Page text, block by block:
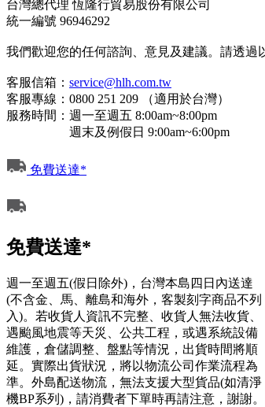
台灣總代理 恆隆行貿易股份有限公司
統一編號 96946292
我們歡迎您的任何諮詢、意見及建議。請透過
客服信箱： service@hlh.com.tw
客服專線：0800 251 209 （適用於台灣）
服務時間：週一至週五 8:00am~8:00pm
週末及例假日 9:00am~6:00pm
免費送達*
免費送達*
週一至週五(假日除外)，台灣本島四日內送達
(不含金、馬、離島和海外，客製刻字商品不列
入)。若收貨人資訊不完整、收貨人無法收貨、
遇颱風地震等天災、公共工程，或遇系統設備
維護，倉儲調整、盤點等情況，出貨時間將順
延。實際出貨狀況，將以物流公司作業流程為
準。外島配送物流，無法支援大型貨品(如清淨
機BP系列)，請消費者下單時再請注意，謝謝。